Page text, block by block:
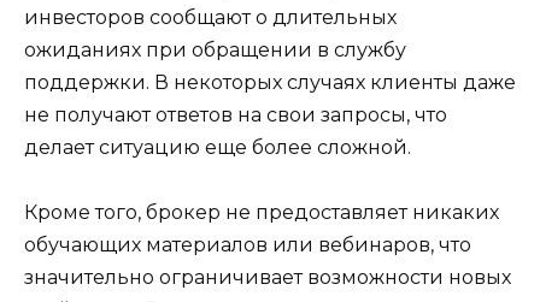
инвесторов сообщают о длительных
ожиданиях при обращении в службу
поддержки. В некоторых случаях клиенты даже
не получают ответов на свои запросы, что
делает ситуацию еще более сложной.
Кроме того, брокер не предоставляет никаких
обучающих материалов или вебинаров, что
значительно ограничивает возможности новых